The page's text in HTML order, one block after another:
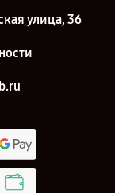
улица, 36